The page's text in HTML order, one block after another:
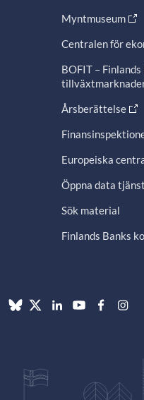
Myntmuseum
Centralen för
BOFIT –
Årsberättelse
Europeiska
Öppna data tjänst
Sök material
Finlands Banks